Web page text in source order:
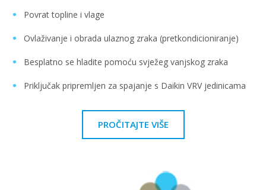
Povrat topline i vlage
Ovlaživanje i obrada ulaznog zraka (pretkondicioniranje)
Besplatno se hladite pomoću svježeg vanjskog zraka
Priključak pripremljen za spajanje s Daikin VRV jedinicama
PROČITAJTE VIŠE